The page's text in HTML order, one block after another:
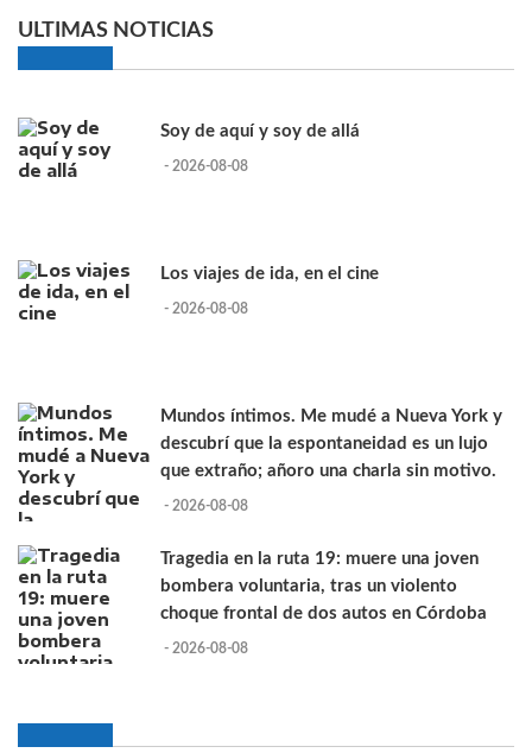
ULTIMAS NOTICIAS
Soy de aquí y soy de allá
- 2026-08-08
Los viajes de ida, en el cine
- 2026-08-08
Mundos íntimos. Me mudé a Nueva York y
descubrí que la espontaneidad es un lujo
que extraño; añoro una charla sin motivo.
- 2026-08-08
Tragedia en la ruta 19: muere una joven
bombera voluntaria, tras un violento
choque frontal de dos autos en Córdoba
- 2026-08-08